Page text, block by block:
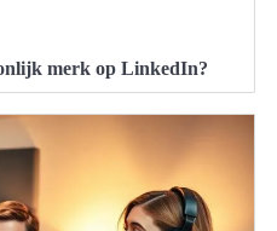
merk op LinkedIn?